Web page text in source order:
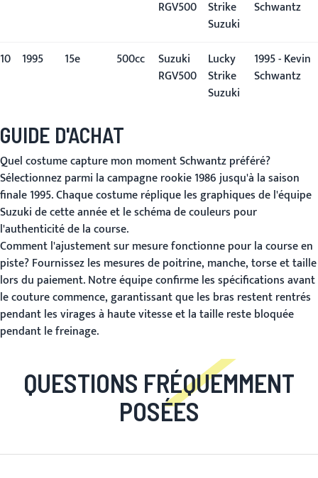
RGV500 Strike
Suzuki
Schwantz
10 1995 15e 500cc
Suzuki
RGV500
Lucky
Strike
Suzuki
1995 - Kevin
Schwantz
GUIDE D'ACHAT
Quel costume capture mon moment Schwantz préféré?
Sélectionnez parmi la campagne rookie 1986 jusqu'à la saison
finale 1995. Chaque costume réplique les graphiques de l'équipe
Suzuki de cette année et le schéma de couleurs pour
l'authenticité de la course.
Comment l'ajustement sur mesure fonctionne pour la course en
piste?Fournissez les mesures de poitrine, manche, torse et taille
lors du paiement. Notre équipe confirme les spécifications avant
le couture commence, garantissant que les bras restent rentrés
pendant les virages à haute vitesse et la taille reste bloquée
pendant le freinage.
QUESTIONS FRÉQUEMMENT
POSÉES